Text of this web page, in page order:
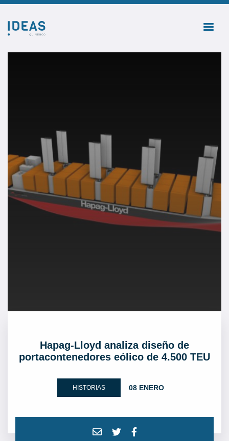
Hapag-Lloyd analiza diseño de
portacontenedores eólico de 4.500 TEU
HISTORIAS 08 ENERO